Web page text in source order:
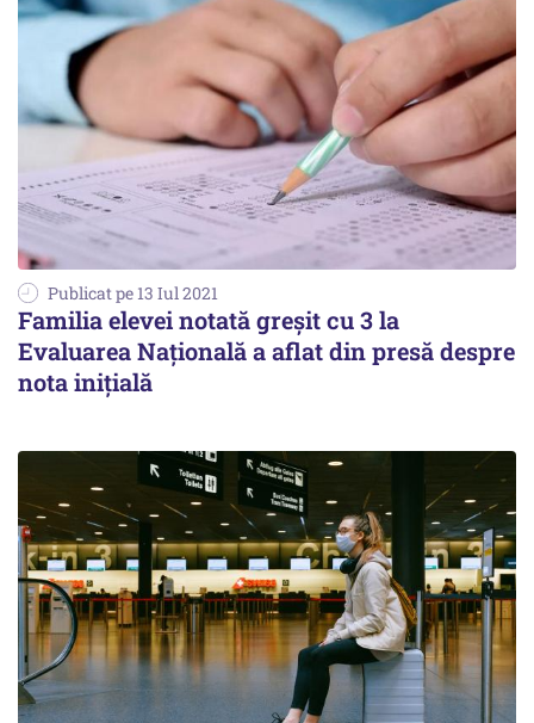
Publicat pe 13 Iul 2021
Familia elevei notată greșit cu 3 la
Evaluarea Națională a aflat din presă despre
nota inițială